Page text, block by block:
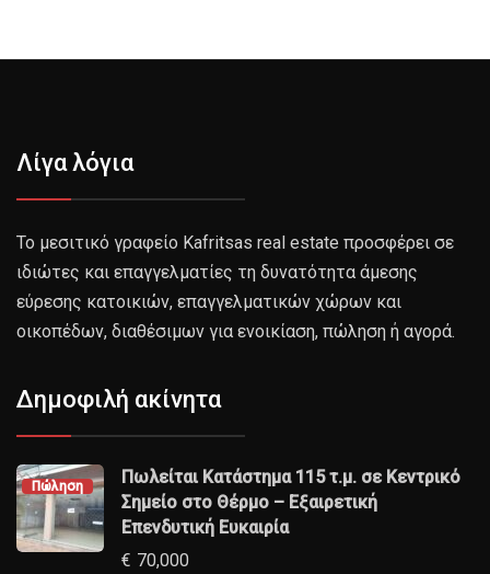
Λίγα λόγια
Το μεσιτικό γραφείο Kafritsas real estate προσφέρει σε
ιδιώτες και επαγγελματίες τη δυνατότητα άμεσης
εύρεσης κατοικιών, επαγγελματικών χώρων και
οικοπέδων, διαθέσιμων για ενοικίαση, πώληση ή αγορά.
Δημοφιλή ακίνητα
Πώληση
Πωλείται Κατάστημα 115 τ.μ. σε Κεντρικό
Σημείο στο Θέρμο – Εξαιρετική
Επενδυτική Ευκαιρία
€ 70,000